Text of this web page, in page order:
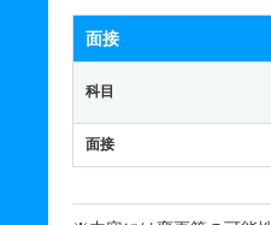
面接
科目
面接